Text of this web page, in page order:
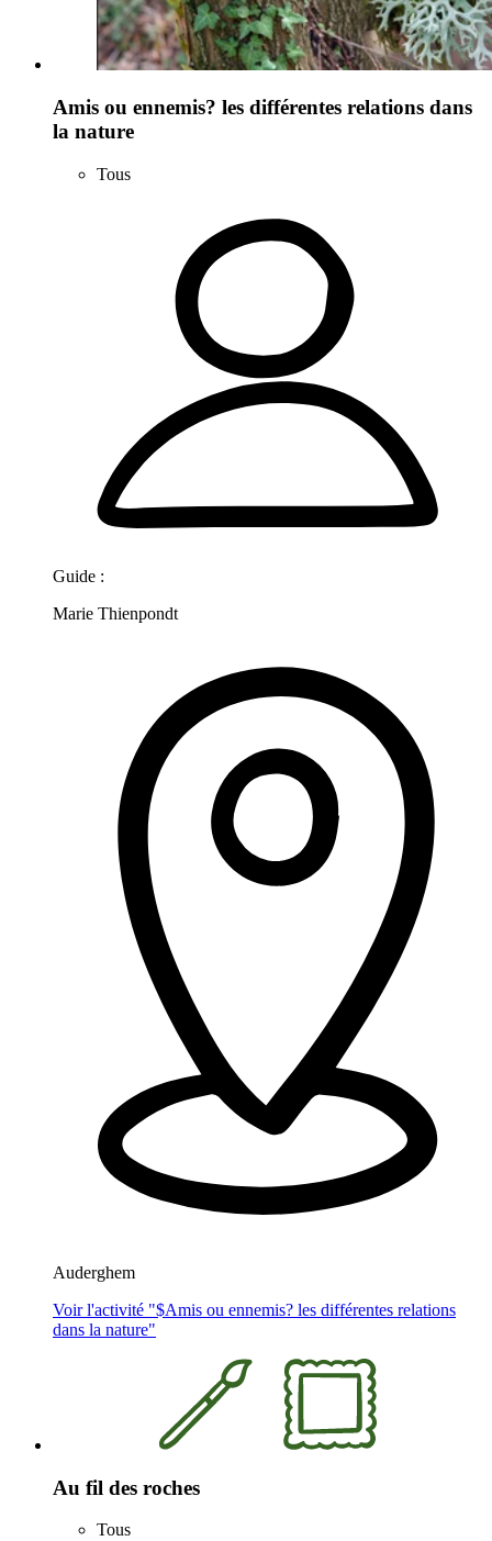
Amis ou ennemis? les différentes relations dans
la nature
Tous
Guide :
Marie Thienpondt
Auderghem
Voir l'activité "$Amis ou ennemis? les différentes relations
dans la nature"
Au fil des roches
Tous